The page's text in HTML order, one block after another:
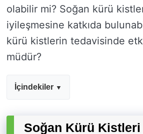
olabilir mi? Soğan kürü
iyileşmesine katkıda
kürü kistlerin tedavisinde
müdür?
İçindekiler
Soğan Kürü Kistleri